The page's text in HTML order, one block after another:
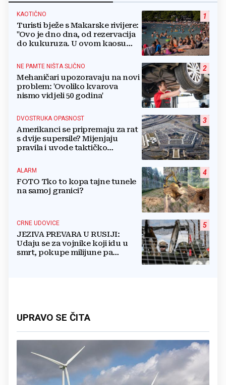
1
KAOTIČNO
Turisti bježe s Makarske rivijere:
"Ovo je dno dna, od rezervacija
do kukuruza. U ovom kaosu
2
NE PAMTE NIŠTA SLIČNO
Mehaničari upozoravaju na novi
problem: 'Ovoliko kvarova
nismo vidjeli 50 godina'
3
DVOSTRUKA OPASNOST
Amerikanci se pripremaju za rat
s dvije supersile? Mijenjaju
pravila i uvode taktičko
4
ALARM
FOTO Tko to kopa tajne tunele
na samoj granici?
5
CRNE UDOVICE
JEZIVA PREVARA U RUSIJI:
Udaju se za vojnike koji idu u
smrt, pokupe milijune pa
UPRAVO SE ČITA